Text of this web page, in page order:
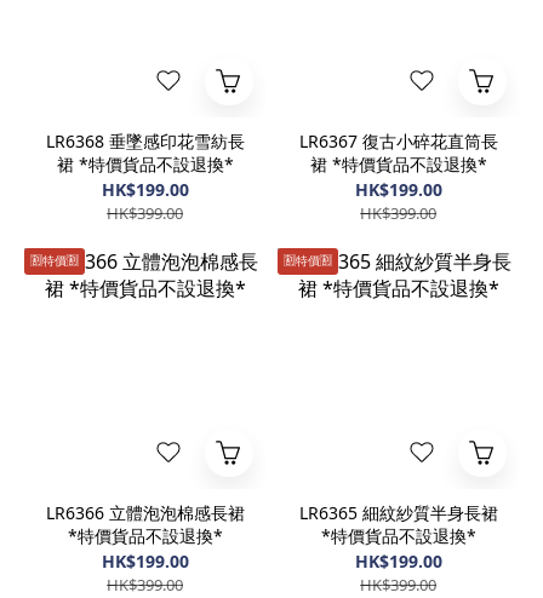
LR6368 垂墜感印花雪紡長
裙 *特價貨品不設退換*
HK$199.00
HK$399.00
LR6367 復古小碎花直筒長
裙 *特價貨品不設退換*
HK$199.00
HK$399.00
🈹️特價🈹️
LR6366 立體泡泡棉感長裙
*特價貨品不設退換*
HK$199.00
HK$399.00
🈹️特價🈹️
LR6365 細紋紗質半身長裙
*特價貨品不設退換*
HK$199.00
HK$399.00